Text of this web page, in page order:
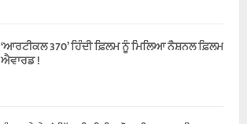
‘ਆਰਟੀਕਲ 370’ ਹਿੰਦੀ ਫ਼ਿਲਮ ਨੂੰ ਮਿਲਿਆ ਨੈਸ਼ਨਲ ਫ਼ਿਲਮ
ਐਵਾਰਡ !